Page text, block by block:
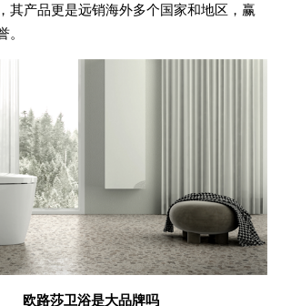
其产品更是远销海外多个国家和地区，赢
。
欧路莎卫浴是大品牌吗